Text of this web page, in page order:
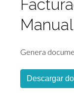
Genera
Descargar